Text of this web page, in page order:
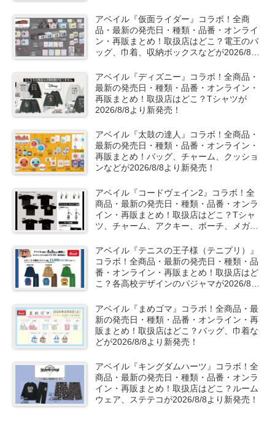
アベイル『仮面ライダー』コラボ！全商
品・最新の発売日・種類・品番・オンライ
ン・再販まとめ！取扱店はどこ？電王のバ
ッグ、巾着、収納ボックスなどが2026/8/8
アベイル『ディズニー』コラボ！全商品・
最新の発売日・種類・品番・オンライン・
再販まとめ！取扱店はどこ？Tシャツが
2026/8/8より新発売！
アベイル『太鼓の達人』コラボ！全商品・
最新の発売日・種類・品番・オンライン・
再販まとめ！バッグ、チャーム、クッショ
ンなどが2026/8/8より新発売！
アベイル『コードヴェイン2』コラボ！全
商品・最新の発売日・種類・品番・オンラ
イン・再販まとめ！取扱店はどこ？Tシャ
ツ、チャーム、アクキー、ポーチ、メガネ
アベイル『テニスの王子様（テニプリ）』
コラボ！全商品・最新の発売日・種類・品
番・オンライン・再販まとめ！取扱店はど
こ？各高校デザインのパジャマが2026/8/8
アベイル『まめゴマ』コラボ！全商品・最
新の発売日・種類・品番・オンライン・再
販まとめ！取扱店はどこ？バッグ、巾着な
どが2026/8/8より新発売！
アベイル『キングダムハーツ』コラボ！全
商品・最新の発売日・種類・品番・オンラ
イン・再販まとめ！取扱店はどこ？ルーム
ウェア、ステテコが2026/8/8より新発売！